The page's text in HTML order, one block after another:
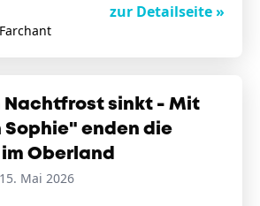
zur Detailseite »
Farchant
Nachtfrost sinkt - Mit
enden die
Oberland
Mai 2026